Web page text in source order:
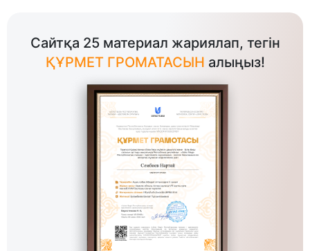
Сайтқа 25 материал жариялап, тегін
ҚҰРМЕТ ГРОМАТАСЫН алыңыз!